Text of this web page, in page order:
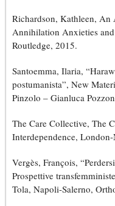
Richardson, Kathleen,
Annihilation Anxieties
Routledge, 2015.
Santoemma, Ilaria,
postumanista”, New
Pinzolo – Gianluca
The Care Collective, The
Interdependence,
Vergès, François,
Prospettive
Tola, Napoli-Salerno,